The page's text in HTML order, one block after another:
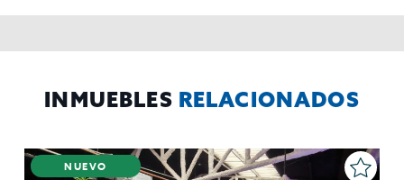
rectificar y suprimir los datos, solicitar la portabilidad de los
INMUEBLES RELACIONADOS
NUEVO